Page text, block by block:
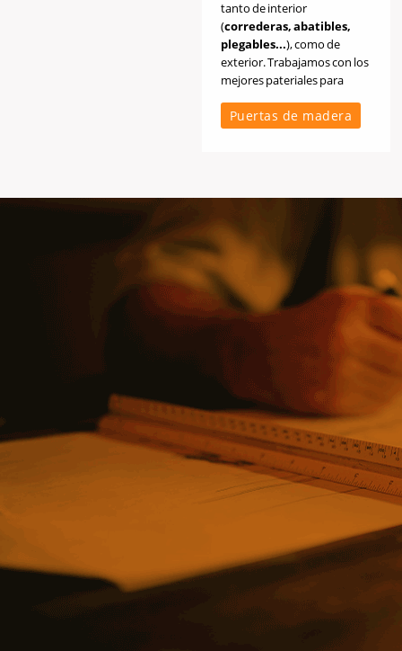
tanto de interior
(correderas, abatibles,
plegables...), como de
exterior. Trabajamos con los
mejores pateriales para
calidad.
Puertas de madera